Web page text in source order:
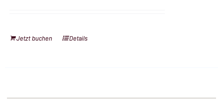
Jetzt buchen Details